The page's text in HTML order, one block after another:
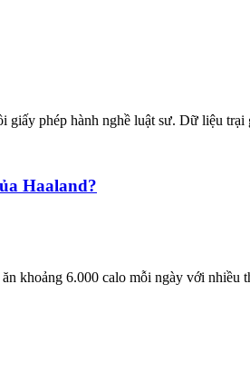
phép hành nghề luật sư. Dữ liệu
Haaland?
khoảng 6.000 calo mỗi ngày với nhiều